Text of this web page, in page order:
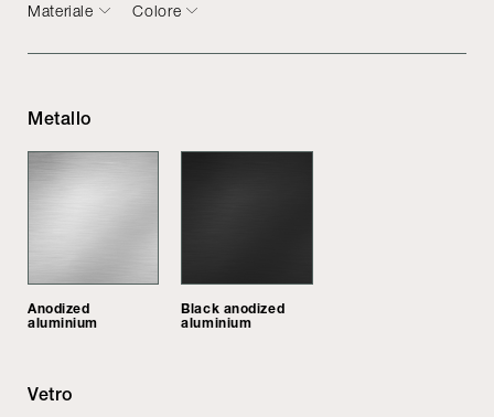
Materiale Colore
Metallo
Anodized
aluminium
Black anodized
aluminium
Vetro